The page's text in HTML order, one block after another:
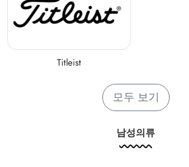
Titleist
모두 보기
남성의류